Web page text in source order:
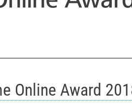
Online Award